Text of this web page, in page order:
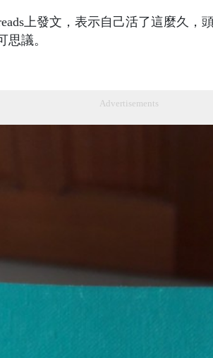
上發文，表示自己活了這麼久，
議。
Advertisements